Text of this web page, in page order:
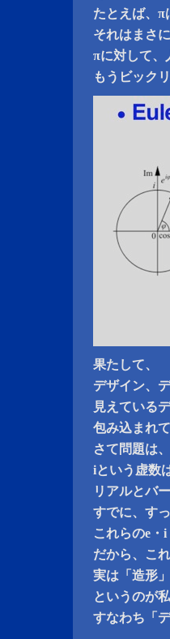
たとえば、π
それはまさに
πに対して、
もうビック
果たして、
デザイン、
見えている
包み込まれて
さて問題は、
iという虚数
リアルとバ
すでに、すっ
これらのe・
だから、こ
実は「造形
というのが
すなわち「